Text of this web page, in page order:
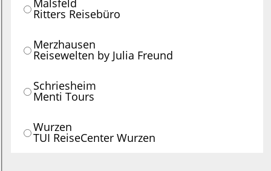
Malsfeld
Ritters Reisebüro
Merzhausen
Reisewelten by Julia Freund
Schriesheim
Menti Tours
Wurzen
TUI ReiseCenter Wurzen